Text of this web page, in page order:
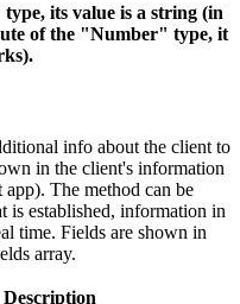
its value is a string (in
of the "Number" type, it
info about the client to
in the client's information
The method can be
is established, information in
time. Fields are shown in
array.
Description